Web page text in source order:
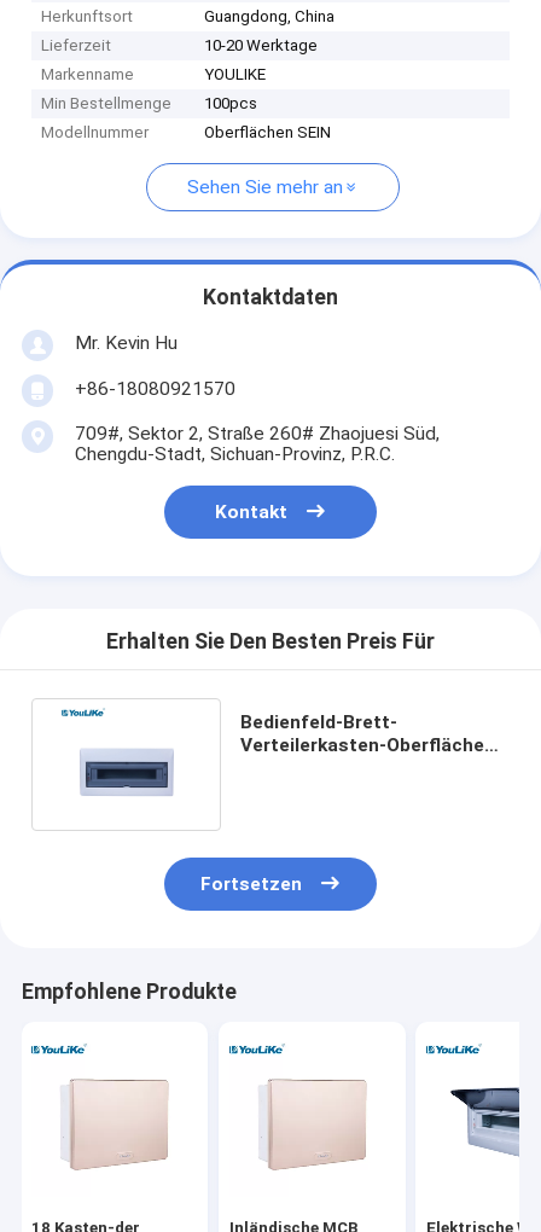
Herkunftsort
Guangdong, China
Lieferzeit
10-20 Werktage
Markenname
YOULIKE
Min Bestellmenge
100pcs
Modellnummer
Oberflächen SEIN
Sehen Sie mehr an
Kontaktdaten
Mr. Kevin Hu
+86-18080921570
709#, Sektor 2, Straße 260# Zhaojuesi Süd,
Chengdu-Stadt, Sichuan-Provinz, P.R.C.
Kontakt
Erhalten Sie Den Besten Preis Für
Bedienfeld-Brett-
Verteilerkasten-Oberfläche
Fortsetzen
Empfohlene Produkte
18 Kasten-der Inländische MCB Elektrische